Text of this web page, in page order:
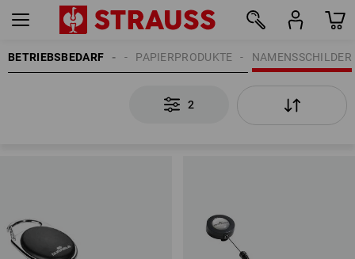
BETRIEBSBEDARF NAMENSSCHILDER
PAPIERPRODUKTE
BÜROBEDARF
2